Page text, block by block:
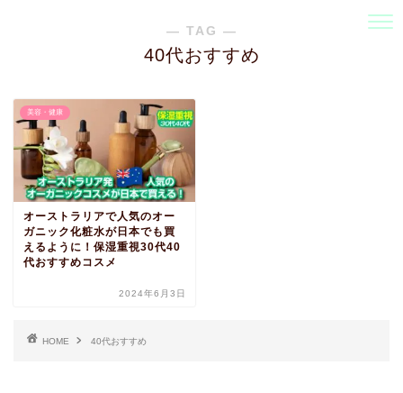
― TAG ―
40代おすすめ
美容・健康
オーストラリアで人気のオー
ガニック化粧水が日本でも買
えるように！保湿重視30代40
代おすすめコスメ
2024年6月3日
HOME 40代おすすめ